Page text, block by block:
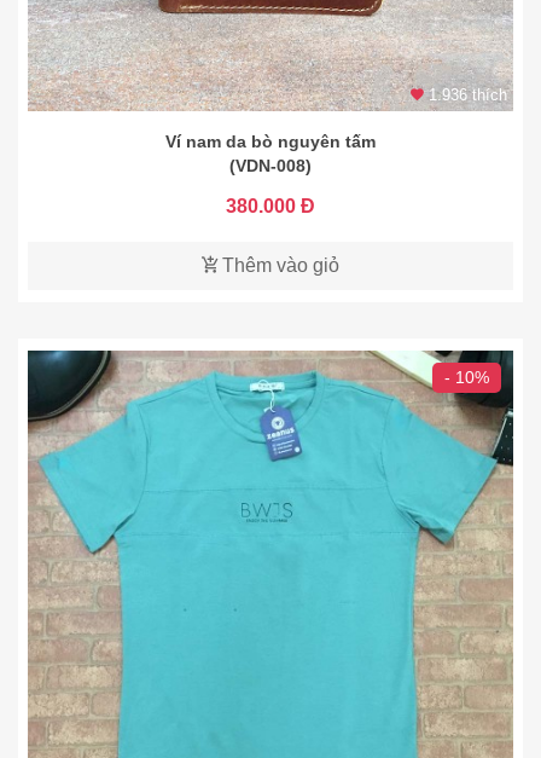
1.936 thích
Ví nam da bò nguyên tấm
(VDN-008)
380.000 Đ
Thêm vào giỏ
- 10%